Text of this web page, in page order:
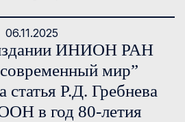
06.11.2025
ИНИОН РАН
мир”
статья Р.Д. Гребнева
в год 80-летия